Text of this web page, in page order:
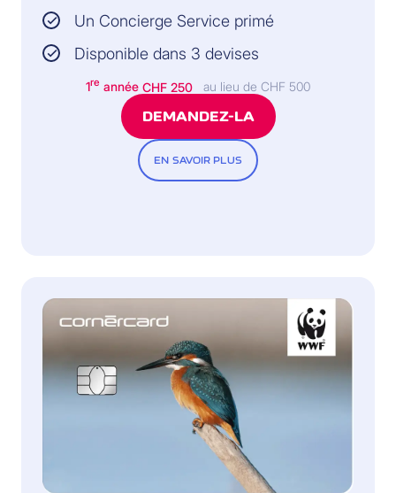
Un Concierge Service primé
Disponible dans 3 devises
1re année CHF 250 au lieu de CHF 500
DEMANDEZ-LA
EN SAVOIR PLUS